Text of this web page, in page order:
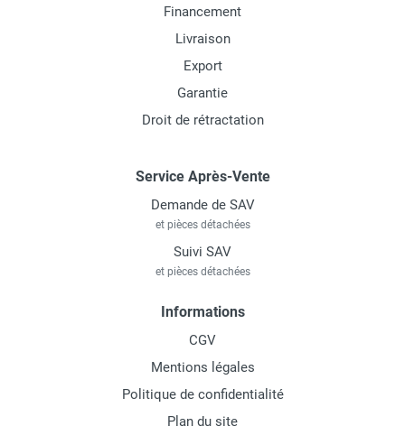
Financement
Livraison
Export
Garantie
Droit de rétractation
Service Après-Vente
Demande de SAV
et pièces détachées
Suivi SAV
et pièces détachées
Informations
CGV
Mentions légales
Politique de confidentialité
Plan du site